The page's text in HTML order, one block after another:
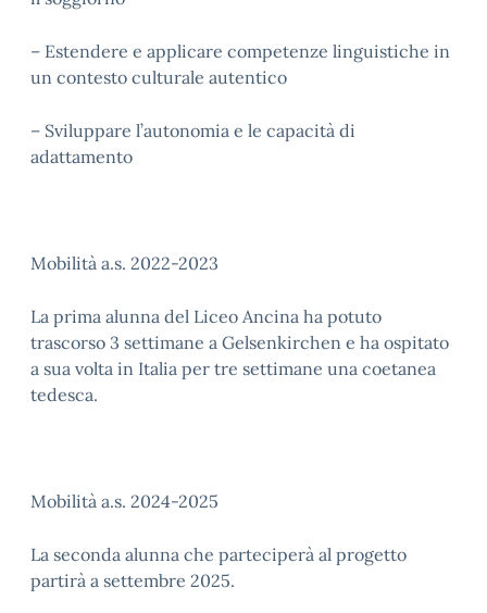
– Estendere e applicare competenze linguistiche in
un contesto culturale autentico
– Sviluppare l’autonomia e le capacità di
adattamento
Mobilità a.s. 2022-2023
La prima alunna del Liceo Ancina ha potuto
trascorso 3 settimane a Gelsenkirchen e ha ospitato
a sua volta in Italia per tre settimane una coetanea
tedesca.
Mobilità a.s. 2024-2025
La seconda alunna che parteciperà al progetto
partirà a settembre 2025.